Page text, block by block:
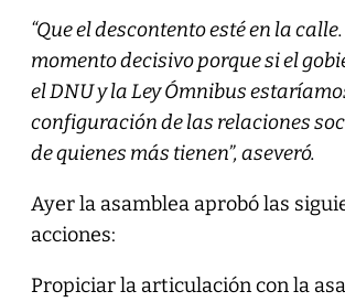
“Que el descontento esté en la
momento decisivo porque si el
el DNU y la Ley Ómnibus
configuración de las relaciones
de quienes más tienen”, aseveró.
Ayer la asamblea aprobó las
acciones:
Propiciar la articulación con la